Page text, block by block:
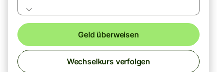
Geld überweisen
Wechselkurs verfolgen